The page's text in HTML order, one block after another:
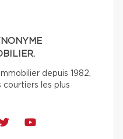
depuis 1982,
courtiers les plus